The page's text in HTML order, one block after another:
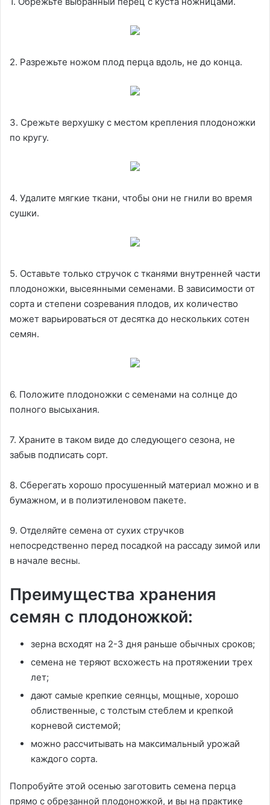
2. Разрежьте ножом плод перца вдоль, не до конца.
3. Срежьте верхушку с местом крепления плодоножки
по кругу.
4. Удалите мягкие ткани, чтобы они не гнили во время
сушки.
5. Оставьте только стручок с тканями внутренней части
плодоножки, высеянными семенами. В зависимости от
сорта и степени созревания плодов, их количество
может варьироваться от десятка до нескольких сотен
семян.
6. Положите плодоножки с семенами на солнце до
полного высыхания.
7. Храните в таком виде до следующего сезона, не
забыв подписать сорт.
8. Сберегать хорошо просушенный материал можно и в
бумажном, и в полиэтиленовом пакете.
9. Отделяйте семена от сухих стручков
непосредственно перед посадкой на рассаду зимой или
в начале весны.
Преимущества хранения
семян с плодоножкой:
зерна всходят на 2-3 дня раньше обычных сроков;
семена не теряют всхожесть на протяжении трех
лет;
дают самые крепкие сеянцы, мощные, хорошо
облиственные, с толстым стеблем и крепкой
корневой системой;
можно рассчитывать на максимальный урожай
каждого сорта.
Попробуйте этой осенью заготовить семена перца
прямо с обрезанной плодоножкой, и вы на практике